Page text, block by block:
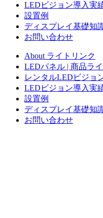
LEDビジョン導入実
設置例
ディスプレイ基礎知
お問い合わせ
About ライトリンク
LEDパネル | 商品ラ
レンタルLEDビジョ
LEDビジョン導入実
設置例
ディスプレイ基礎知
お問い合わせ